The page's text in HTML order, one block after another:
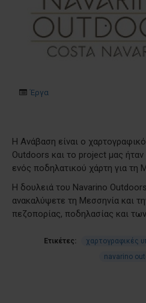
Έργα
Η Ανάβαση είναι ο
Outdoors και το project μας ήταν
ενός ποδηλατικού χάρτη για τη
Η δουλειά του Navarino
ανακαλύψετε τη Μεσσηνία και
πεζοπορίας, ποδηλασίας και
Ετικέτες: χαρτογραφικές
navarino